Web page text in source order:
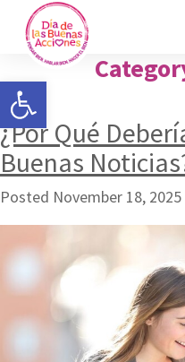
Open toolbar
¿Por Qué
Buenas
Posted November 18, 2025